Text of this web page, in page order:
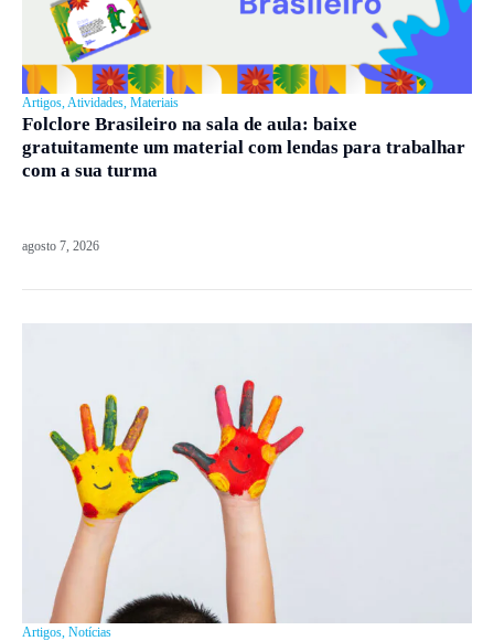
Artigos,Atividades, Materiais
Folclore Brasileiro na sala de aula: baixe
gratuitamente um material com lendas para trabalhar
com a sua turma
agosto 7, 2026
Artigos Notícias